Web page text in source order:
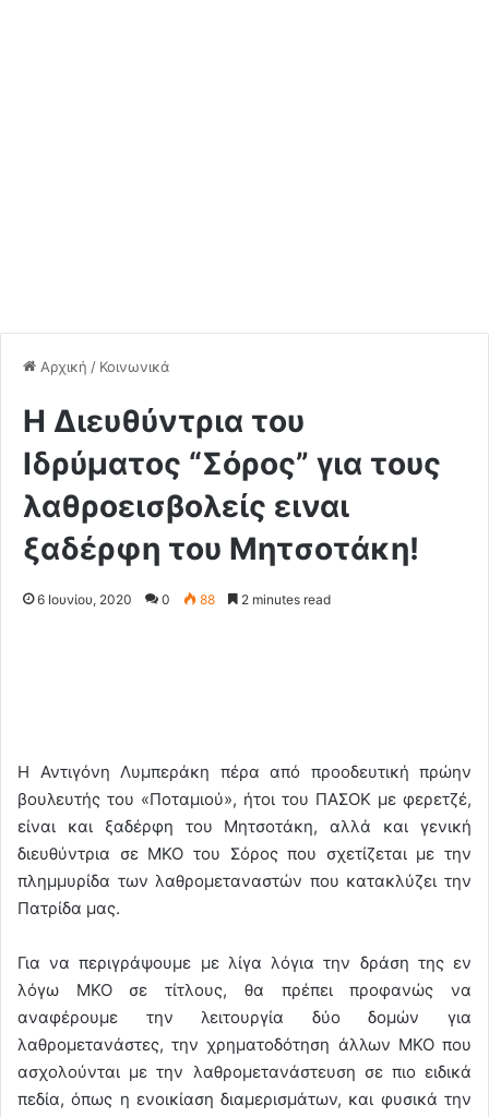
Αρχική / Κοινωνικά
Η Διευθύντρια του
Ιδρύματος “Σόρος” για τους
λαθροεισβολείς ειναι
ξαδέρφη του Μητσοτάκη!
6 Ιουνίου, 2020 0 88 2 minutes read
Η Αντιγόνη Λυμπεράκη πέρα από προοδευτική πρώην
βουλευτής του «Ποταμιού», ήτοι του ΠΑΣΟΚ με φερετζέ,
είναι και ξαδέρφη του Μητσοτάκη, αλλά και γενική
διευθύντρια σε MKO του Σόρος που σχετίζεται με την
πλημμυρίδα των λαθρομεταναστών που κατακλύζει την
Πατρίδα μας.
Για να περιγράψουμε με λίγα λόγια την δράση της εν
λόγω ΜΚΟ σε τίτλους, θα πρέπει προφανώς να
αναφέρουμε την λειτουργία δύο δομών για
λαθρομετανάστες, την χρηματοδότηση άλλων ΜΚΟ που
ασχολούνται με την λαθρομετανάστευση σε πιο ειδικά
πεδία, όπως η ενοικίαση διαμερισμάτων, και φυσικά την